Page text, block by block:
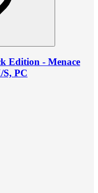
Edition - Menace
S, PC